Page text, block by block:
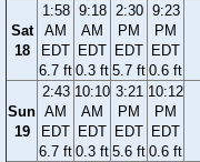
Sat
18
1:58
AM
EDT
6.7 ft
9:18
AM
EDT
0.3 ft
2:30
PM
EDT
5.7 ft
9:23
PM
EDT
0.6 ft
Sun
19
2:43
AM
EDT
6.7 ft
10:10
AM
EDT
0.3 ft
3:21
PM
EDT
5.6 ft
10:12
PM
EDT
0.6 ft